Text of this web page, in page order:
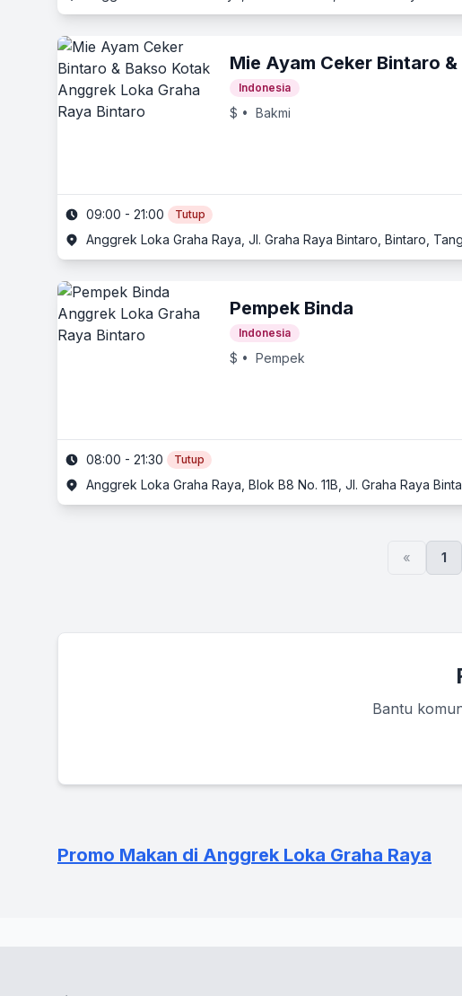
Mie Ayam Ceker Bintaro
Indonesia
$ • Bakmi
09:00 - 21:00 Tutup
Anggrek Loka Graha Raya, Jl. Graha Raya Bintaro, Bintaro,
Pempek Binda
Indonesia
$ • Pempek
08:00 - 21:30 Tutup
Anggrek Loka Graha Raya, Blok B8 No. 11B, Jl. Graha Raya
« 1
Bantu
Promo Makan di Anggrek Loka Graha Raya